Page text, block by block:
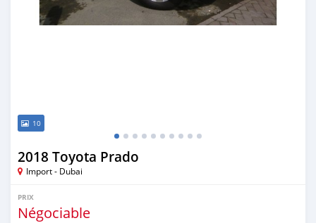
10
2018 Toyota Prado
Import - Dubai
PRIX
Négociable